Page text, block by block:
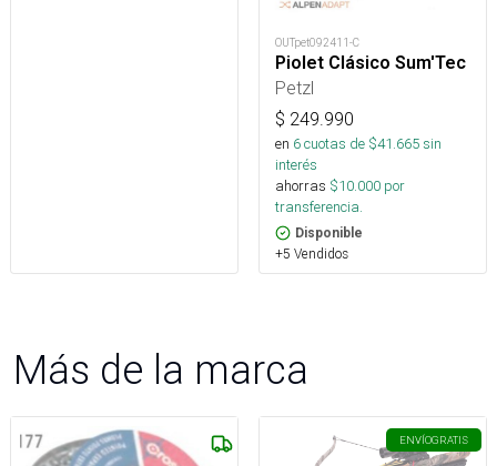
OUTpet092411-C
Piolet Clásico Sum'Tec
Petzl
$ 249.990
en 6cuotas de $41.665sin
interés
ahorras $10.000 por
transferencia.
Disponible
+5 Vendidos
Más de la marca
ENVÍOGRATIS